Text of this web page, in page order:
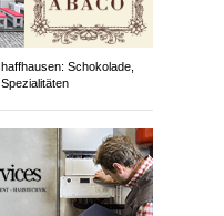
Schokolade,